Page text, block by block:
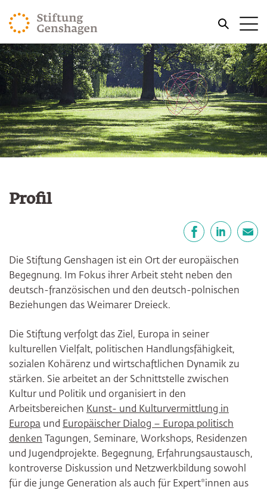
ZUM HAUPTINHALT SPRINGEN
ZUR SUCHE SPRINGEN
Profil
Die Stiftung Genshagen ist ein Ort der europäischen
Begegnung. Im Fokus ihrer Arbeit steht neben den
deutsch-französischen und den deutsch-polnischen
Beziehungen das Weimarer Dreieck.
Die Stiftung verfolgt das Ziel, Europa in seiner
kulturellen Vielfalt, politischen Handlungsfähigkeit,
sozialen Kohärenz und wirtschaftlichen Dynamik zu
stärken. Sie arbeitet an der Schnittstelle zwischen
Kultur und Politik und organisiert in den
Arbeitsbereichen Kunst- und Kulturvermittlung in
Europa und Europäischer Dialog – Europa politisch
denken Tagungen, Seminare, Workshops, Residenzen
und Jugendprojekte. Begegnung, Erfahrungsaustausch,
kontroverse Diskussion und Netzwerkbildung sowohl
für die junge Generation als auch für Expert*innen aus